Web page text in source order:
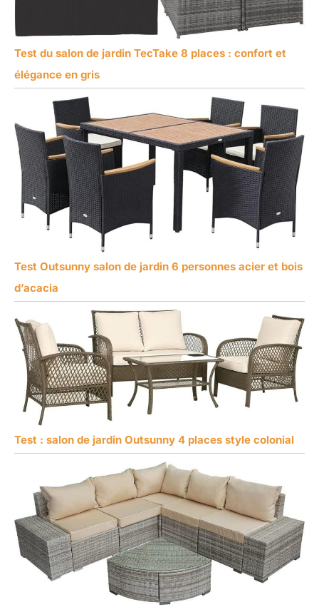
Test du salon de jardin TecTake 8 places : confort et
élégance en gris
Test Outsunny salon de jardin 6 personnes acier et bois
d’acacia
Test : salon de jardin Outsunny 4 places style colonial